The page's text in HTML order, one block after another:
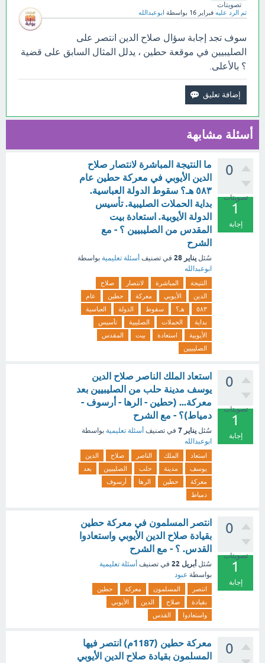
تصويتات
تم الرد عليه فبراير 16 بواسطة ابوعبدالله
سوف تجد إجابة سؤال صلاح الدين انتصر على
الصليبيين في موقعة حطين ، يدلل المثال السابق على قضية
؟ بالأعلى.
أسئلة مشابهة
0
تصويتات
1
إجابة
ما النتيجة المباشرة لانتصار صلاح
الدين الأيوبي في معركة حطين عام
٥٨٣ هـ؟ سقوط الدولة العباسية.
بداية الحملات الصليبية. تأسيس
الدولة الأيوبية. استعادة بيت
المقدس من الصليبيين ؟ - مع
الشرح
سُئل يناير 28 في تصنيف أسئلة تعليمية بواسطة
ابوعبدالله
النتيجة المباشرة لانتصار
صلاح
الدين
الأيوبي معركة حطين
عام
٥٨٣
هـ؟ سقوط الدولة
العباسية
بداية
الحملات الصليبية
تأسيس
الأيوبية
استعادة بيت
المقدس
الصليبيين
0
تصويتات
1
إجابة
استعاد الملك الناصر صلاح الدين
يوسف مدينة حلب من الصليبيين بعد
معركة... (حطين - الرها - أرسوف -
دمياط)؟ - مع الشرح
سُئل يناير 7 في تصنيف أسئلة تعليمية بواسطة
ابوعبدالله
استعاد الملك الناصر صلاح
الدين
يوسف
مدينة حلب الصليبيين
بعد
معركة
حطين الرها
أرسوف
دمياط
0
تصويتات
1
إجابة
انتصر المسلمون في معركة حطين
بقيادة صلاح الدين الأيوبي واستعادوا
القدس. ؟ - مع الشرح
سُئل أبريل 22 في تصنيف أسئلة تعليمية
بواسطة عبود
انتصر المسلمون معركة
حطين
بقيادة
صلاح الدين
الأيوبي
واستعادوا
القدس
0
معركة حطين (1187م) انتصر فيها
المسلمون بقيادة صلاح الدين الأيوبي